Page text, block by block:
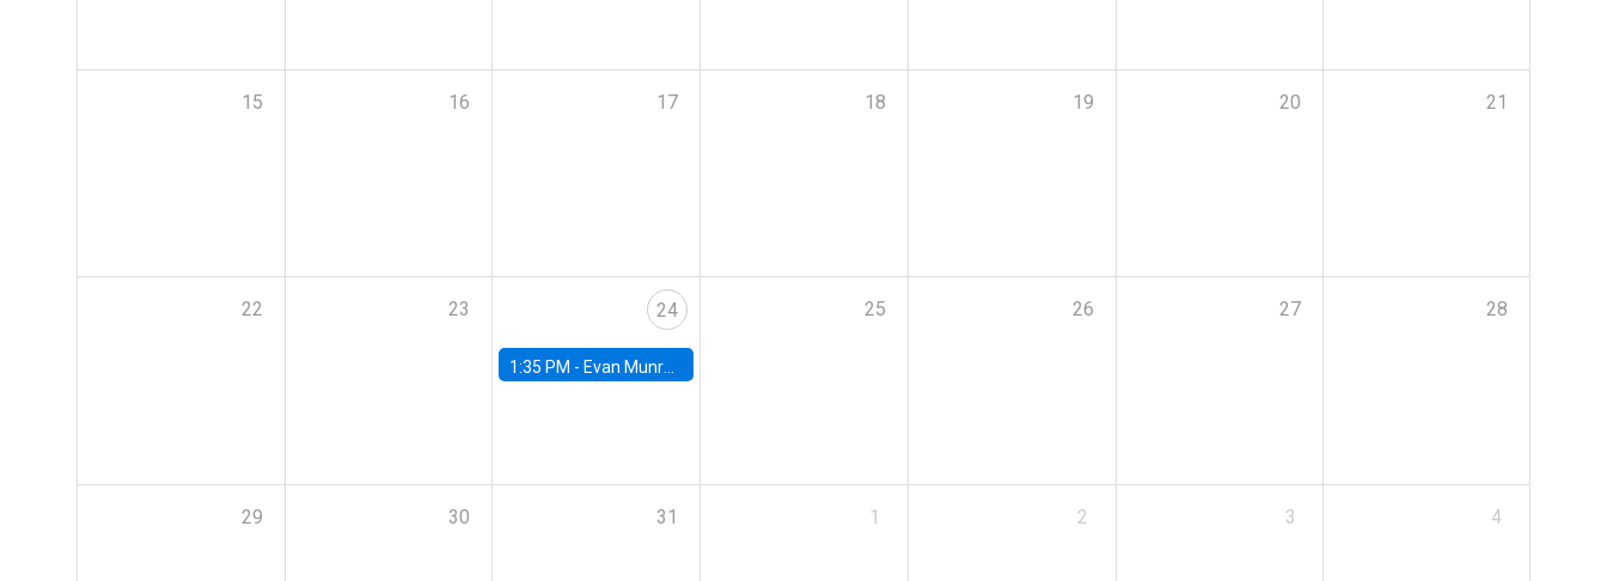
15 16 17 18 19 20 21
22 23 24
1:35 PM - Evan Munro, Neyman Visiting Assistant Professor in the Department of Statistics at UC Berkeley
25 26 27 28
29 30 31 1 2 3 4